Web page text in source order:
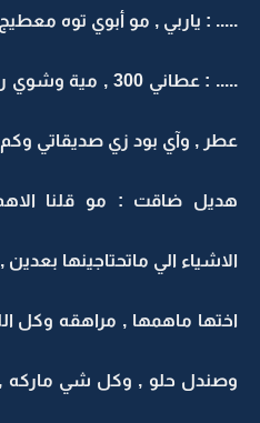
..... : ياربي , مو أبوي توه
..... : عطاني 300 ,
عطر , وآي بود زي صديقاتي
هديل ضاقت : مو قلنا الاهم
الاشياء الي ماتحتاجينها
اختها ماهمها , مراهقه وكل
وصندل حلو , وكل شي ماركه ,